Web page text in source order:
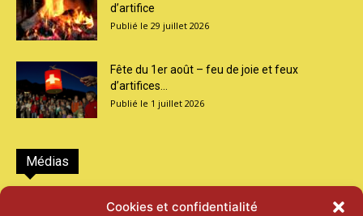
Cookies et confidentialité
d’artifice
29 juillet 2026
Fête du 1er août – feu de joie et feux
d’artifices...
1 juillet 2026
Médias
2026 – Laiterie d’Orsières et Abbaye de St-